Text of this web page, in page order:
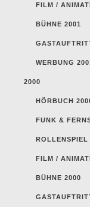
FILM /
BÜHNE 2001
WERBUNG
2000
HÖRBUCH
FUNK &
ROLLENSPIEL
FILM /
BÜHNE 2000